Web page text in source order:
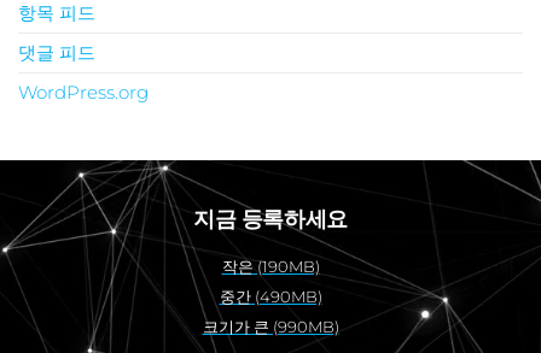
항목 피드
댓글 피드
WordPress.org
지금 등록하세요
작은 (190MB)
중간 (490MB)
크기가 큰 (990MB)